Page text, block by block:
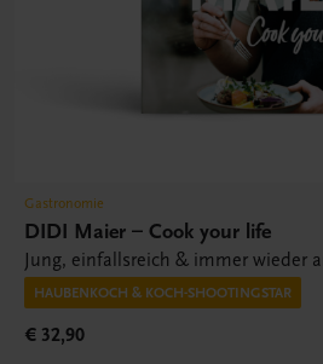
Gastronomie
DIDI Maier – Cook your life
Jung, einfallsreich & immer wieder
HAUBENKOCH & KOCH-SHOOTINGSTAR
€ 32,90